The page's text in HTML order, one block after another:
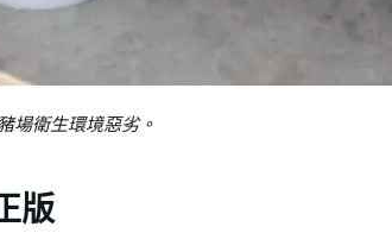
場衛生環境惡劣。
版